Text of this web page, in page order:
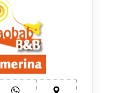
whatsapp mappa